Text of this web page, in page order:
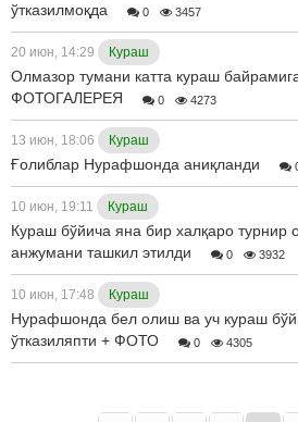
ўтказилмоқда
0 3457
20 июн, 14:29 Кураш
Олмазор тумани катта кураш
ФОТОГАЛЕРЕЯ
0 4273
13 июн, 18:06 Кураш
Ғолиблар Нурафшонда аниқланди
10 июн, 19:11 Кураш
Кураш бўйича яна бир халқаро турнир
анжумани ташкил этилди
0 3932
10 июн, 17:48 Кураш
Нурафшонда бел олиш ва уч кураш
ўтказиляпти + ФОТО
0 4305